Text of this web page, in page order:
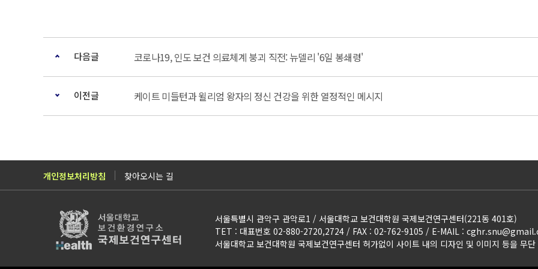
다음글 코로나19, 인도 보건 의료체계 붕괴 직전: 뉴델리 '6일 봉쇄령'
이전글 케이트 미들턴과 윌리엄 왕자의 정신 건강을 위한 열정적인 메시지
개인정보처리방침 찾아오시는 길
서울특별시 관악구 관악로1 / 서울대학교 보건대학원 국제보건연구센터(221동 401호)
TET : 대표번호 02-880-2720,2724 / FAX : 02-762-9105 / E-MAIL :
서울대학교 보건대학원 국제보건연구센터 허가없이 사이트 내의 디자인 및 이미지 등을 무